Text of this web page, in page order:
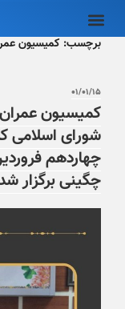
برچسب: کمیسیون
۰۱/۰۱/۱۵
کمیسیون
شورای اسلامی
چهاردهم
چگینی برگزار